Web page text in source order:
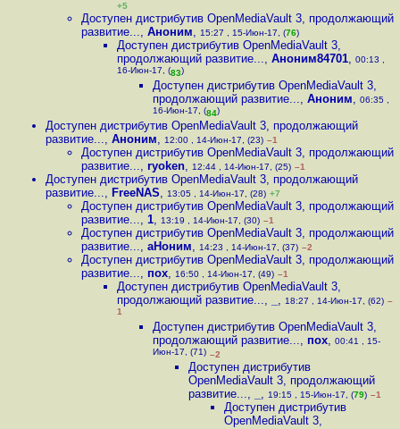
+5
Доступен дистрибутив OpenMediaVault 3, продолжающий
развитие..., Аноним, 15:27 , 15-Июн-17, (76)
Доступен дистрибутив OpenMediaVault 3,
продолжающий развитие..., Аноним84701, 00:13 ,
16-Июн-17, (83)
Доступен дистрибутив OpenMediaVault 3,
продолжающий развитие..., Аноним, 06:35 ,
16-Июн-17, (84)
Доступен дистрибутив OpenMediaVault 3, продолжающий
развитие..., Аноним, 12:00 , 14-Июн-17, (23) –1
Доступен дистрибутив OpenMediaVault 3, продолжающий
развитие..., ryoken, 12:44 , 14-Июн-17, (25) –1
Доступен дистрибутив OpenMediaVault 3, продолжающий
развитие..., FreeNAS, 13:05 , 14-Июн-17, (28) +7
Доступен дистрибутив OpenMediaVault 3, продолжающий
развитие..., 1, 13:19 , 14-Июн-17, (30) –1
Доступен дистрибутив OpenMediaVault 3, продолжающий
развитие..., аНоним, 14:23 , 14-Июн-17, (37) –2
Доступен дистрибутив OpenMediaVault 3, продолжающий
развитие..., пох, 16:50 , 14-Июн-17, (49) –1
Доступен дистрибутив OpenMediaVault 3,
продолжающий развитие..., , 18:27 , 14-Июн-17, (62) –
1
Доступен дистрибутив OpenMediaVault 3,
продолжающий развитие..., пох, 00:41 , 15-
Июн-17, (71) –2
Доступен дистрибутив
OpenMediaVault 3, продолжающий
развитие..., , 19:15 , 15-Июн-17, (79) –1
Доступен дистрибутив
OpenMediaVault 3,